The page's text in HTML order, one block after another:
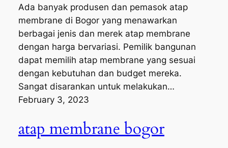
Ada banyak produsen dan pemasok atap
membrane di Bogor yang menawarkan
berbagai jenis dan merek atap membrane
dengan harga bervariasi. Pemilik bangunan
dapat memilih atap membrane yang sesuai
dengan kebutuhan dan budget mereka.
Sangat disarankan untuk melakukan…
February 3, 2023
atap membrane bogor